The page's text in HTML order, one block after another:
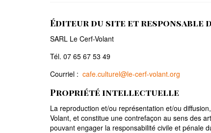
Éditeur du site et responsable
SARL Le Cerf-Volant
Tél. 07 65 67 53 49
Courriel : cafe.culturel@le-cerf-volant.org
Propriété intellectuelle
La reproduction et/ou représentation et/ou
Volant, et constitue une contrefaçon au sens des
pouvant engager la responsabilité civile et pénale